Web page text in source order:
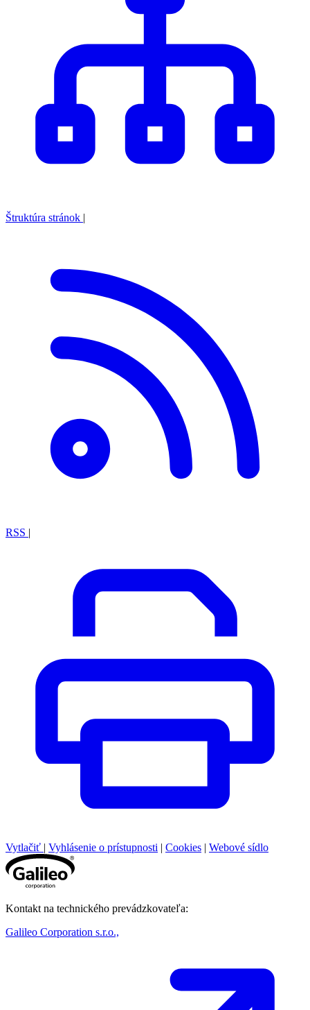
Štruktúra stránok |
RSS |
Vytlačiť | Vyhlásenie o prístupnosti | Cookies | Webové sídlo
Kontakt na technického prevádzkovateľa:
Galileo Corporation s.r.o.,